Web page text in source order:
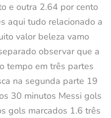
e outra 2.64 por cento
aqui tudo relacionado a
valor beleza vamo
observar que a
tempo em três partes
na segunda parte 19
30 minutos Messi gols
gols marcados 1.6 três